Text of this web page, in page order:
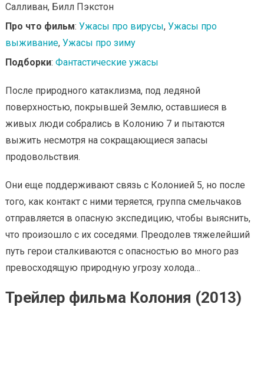
Салливан, Билл Пэкстон
Про что фильм: Ужасы про вирусы, Ужасы про
выживание, Ужасы про зиму
Подборки: Фантастические ужасы
После природного катаклизма, под ледяной
поверхностью, покрывшей Землю, оставшиеся в
живых люди собрались в Колонию 7 и пытаются
выжить несмотря на сокращающиеся запасы
продовольствия.
Они еще поддерживают связь с Колонией 5, но после
того, как контакт с ними теряется, группа смельчаков
отправляется в опасную экспедицию, чтобы выяснить,
что произошло с их соседями. Преодолев тяжелейший
путь герои сталкиваются с опасностью во много раз
превосходящую природную угрозу холода…
Трейлер фильма Колония (2013)